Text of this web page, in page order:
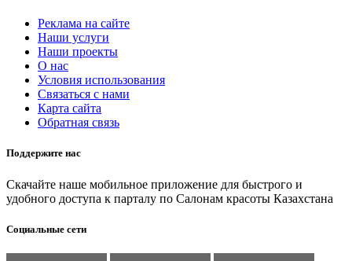
Реклама на сайте
Наши услуги
Наши проекты
О нас
Условия использования
Связаться с нами
Карта сайта
Обратная связь
Поддержите нас
Скачайте наше мобильное приложение для быстрого и
удобного доступа к парталу по Салонам красоты Казахстана
Социальные сети